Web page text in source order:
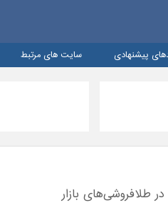
پیشنهادی سایت های مرتبط
بازار